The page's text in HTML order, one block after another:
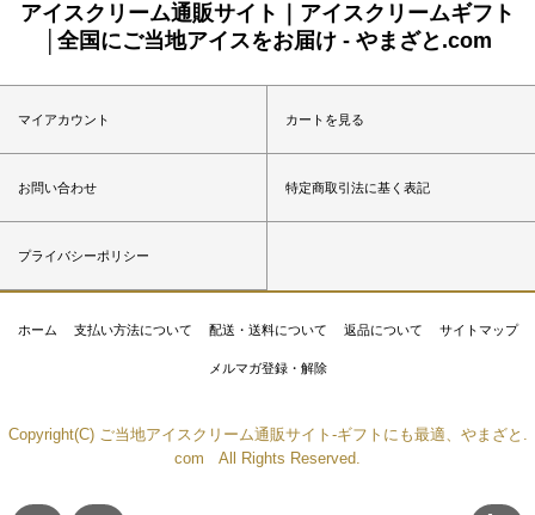
アイスクリーム通販サイト｜アイスクリームギフト
│全国にご当地アイスをお届け - やまざと.com
マイアカウント カートを見る
お問い合わせ 特定商取引法に基く表記
プライバシーポリシー
ホーム 支払い方法について 配送・送料について 返品について サイトマップ
メルマガ登録・解除
Copyright(C) ご当地アイスクリーム通販サイト-ギフトにも最適、やまざと.
com All Rights Reserved.